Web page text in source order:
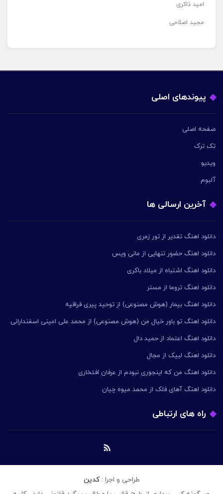
امید ذاکری
مجید اصلاحی
پیوندهای اصلی
صفحه اصلی
تک ترک
ویدیو
آلبوم
آخرین ارسالی ها
دانلود اهنگ تقدیر از تور زمری
دانلود اهنگ حضور تنهایی از مانی ویس
دانلود اهنگ اشتباه از میلاد باکری
دانلود اهنگ تروما از مستر
دانلود اهنگ بیمار (هوش مصنوعی) از توحید پیری قراقیه
دانلود اهنگ تو باور خیال من (هوش مصنوعی) از محمد علی امینی اسفندارانی
دانلود اهنگ اعتماد از حمید دال
دانلود اهنگ لبیک از مجال
دانلود اهنگ من که اینجوری نبودم از عرفان افتخاری
دانلود اهنگ آهای فلک از محمد میوه چیان
راه های ارتباطی
طراحی و اجرا :کدین